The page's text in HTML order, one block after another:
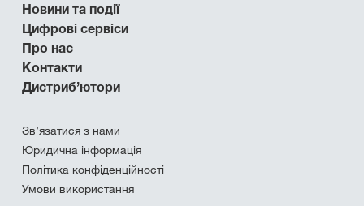
Новини та події
Цифрові сервіси
Про нас
Контакти
Дистриб’ютори
Зв’язатися з нами
Юридична інформація
Політика конфіденційності
Умови використання